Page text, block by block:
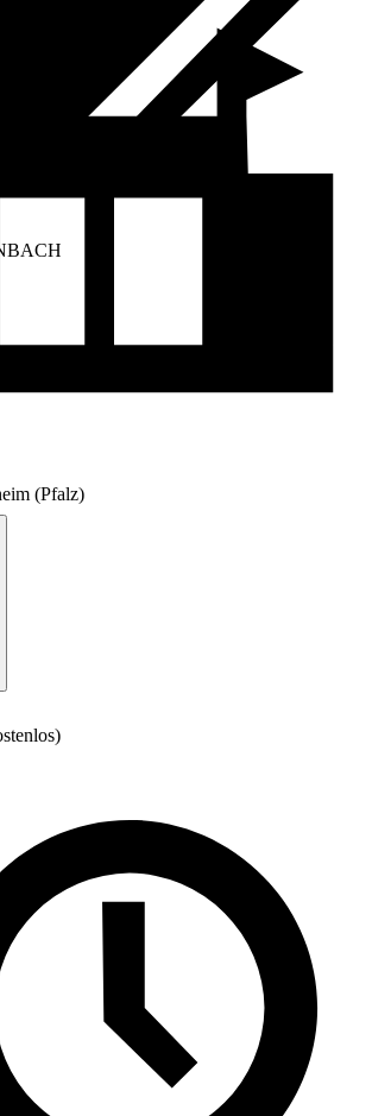
(Pfalz)